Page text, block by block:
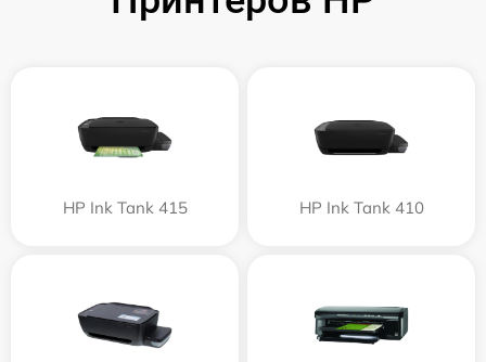
HP Ink Tank 415 HP Ink Tank 410